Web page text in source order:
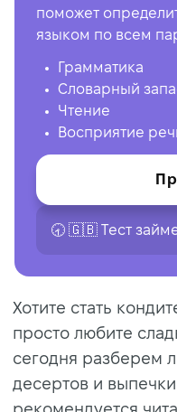
поможет
языком по всем
Грамматика
Словарный
Чтение
Восприятие
🕣 🇬🇧 Tест
Хотите стать
просто любите
сегодня разберем
десертов и